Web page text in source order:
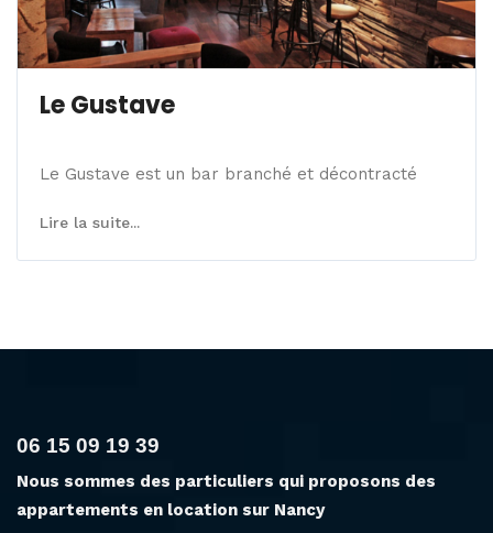
Le Gustave
Le Gustave est un bar branché et décontracté
Lire la suite...
06 15 09 19 39
Nous sommes des particuliers qui proposons des
appartements en location sur Nancy